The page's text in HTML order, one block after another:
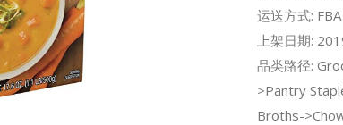
运送方式: FBA
上架日期:
品类路径:
>Pantry
Broths-